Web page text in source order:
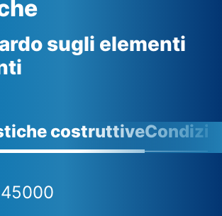
sugli elementi
costruttive